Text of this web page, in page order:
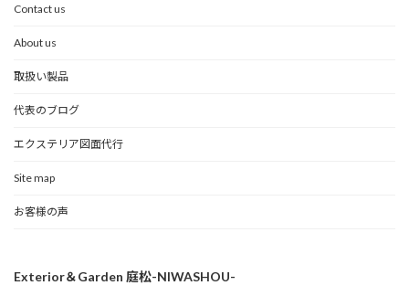
Contact us
About us
取扱い製品
代表のブログ
エクステリア図面代行
Site map
お客様の声
Exterior＆Garden 庭松-NIWASHOU-